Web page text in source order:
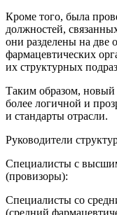
Кроме того, была
должностей,
они разделены на две
фармацевтических
их структурных
Таким образом, новый
более логичной и
и стандарты отрасли.
Руководители
Специалисты с
(провизоры):
Специалисты со